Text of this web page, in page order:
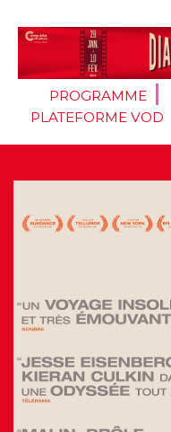
PROGRAMME
PLATEFORME VOD